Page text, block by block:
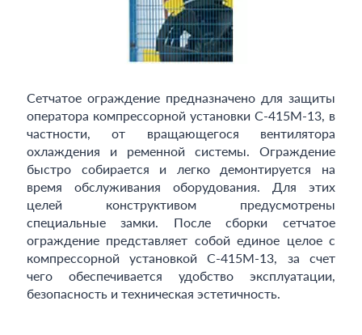
Сетчатое ограждение предназначено для защиты
оператора компрессорной установки С-415М-13, в
частности, от вращающегося вентилятора
охлаждения и ременной системы. Ограждение
быстро собирается и легко демонтируется на
время обслуживания оборудования. Для этих
целей конструктивом предусмотрены
специальные замки. После сборки сетчатое
ограждение представляет собой единое целое с
компрессорной установкой С-415М-13, за счет
чего обеспечивается удобство эксплуатации,
безопасность и техническая эстетичность.